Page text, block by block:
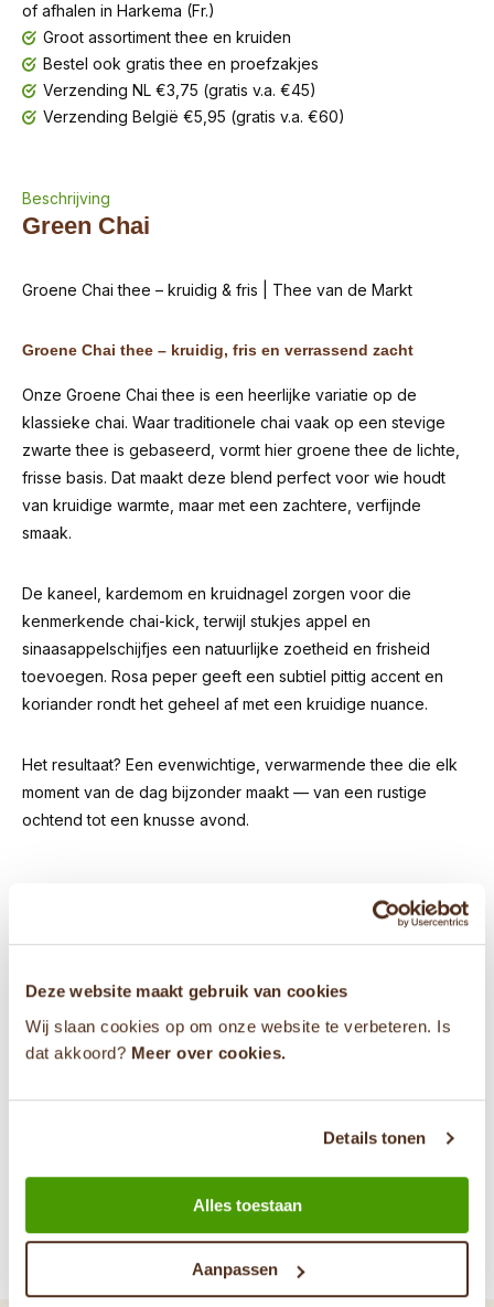
Deze website maakt gebruik van cookies
Wij slaan cookies op om onze website te verbeteren. Is
dat akkoord? Meer over cookies.
Details tonen
Alles toestaan
Aanpassen
of afhalen in Harkema (Fr.)
Groot assortiment thee en kruiden
Bestel ook gratis thee en proefzakjes
Verzending NL €3,75 (gratis v.a. €45)
Verzending België €5,95 (gratis v.a. €60)
Beschrijving
Green Chai
Groene Chai thee – kruidig & fris | Thee van de Markt
Groene Chai thee – kruidig, fris en verrassend zacht
Onze Groene Chai thee is een heerlijke variatie op de
klassieke chai. Waar traditionele chai vaak op een stevige
zwarte thee is gebaseerd, vormt hier groene thee de lichte,
frisse basis. Dat maakt deze blend perfect voor wie houdt
van kruidige warmte, maar met een zachtere, verfijnde
smaak.
De kaneel, kardemom en kruidnagel zorgen voor die
kenmerkende chai-kick, terwijl stukjes appel en
sinaasappelschijfjes een natuurlijke zoetheid en frisheid
toevoegen. Rosa peper geeft een subtiel pittig accent en
koriander rondt het geheel af met een kruidige nuance.
Het resultaat? Een evenwichtige, verwarmende thee die elk
moment van de dag bijzonder maakt — van een rustige
ochtend tot een knusse avond.
Heb je een vraag?
0853030040
info@theevandemarkt.nl